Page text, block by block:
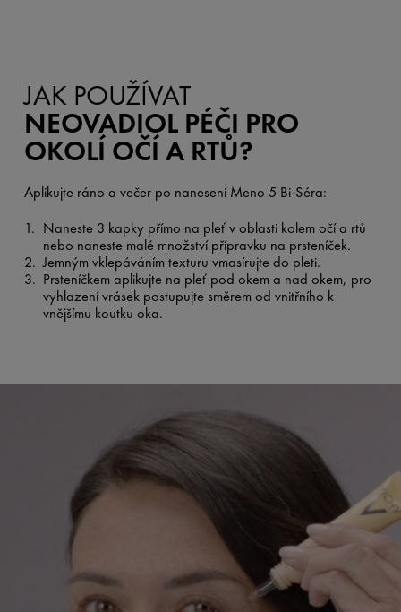
JAK POUŽÍVAT
NEOVADIOL PÉČI PRO
OKOLÍ OČÍ A RTŮ?
Aplikujte ráno a večer po nanesení Meno 5 Bi-Séra:
Naneste 3 kapky přímo na pleť v oblasti kolem očí a rtů
nebo naneste malé množství přípravku na prsteníček.
Jemným vklepáváním texturu vmasírujte do pleti.
Prsteníčkem aplikujte na pleť pod okem a nad okem, pro
vyhlazení vrásek postupujte směrem od vnitřního k
vnějšímu koutku oka.